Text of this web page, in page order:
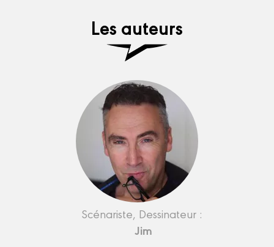
Les auteurs
Scénariste, Dessinateur :
Jim